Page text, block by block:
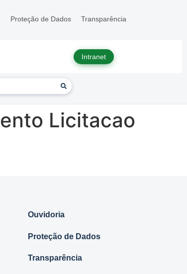
Proteção de Dados Transparência
Intranet
Licitacao
Ouvidoria
Proteção de Dados
Transparência